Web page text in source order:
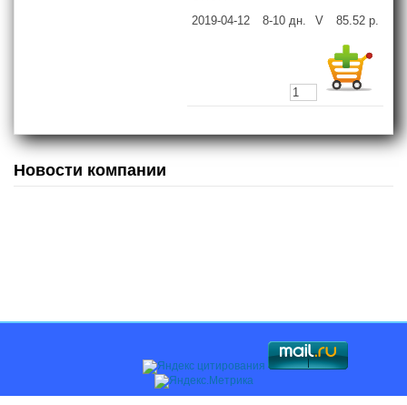
2019-04-12
8-10 дн. V 85.52 р.
Новости компании